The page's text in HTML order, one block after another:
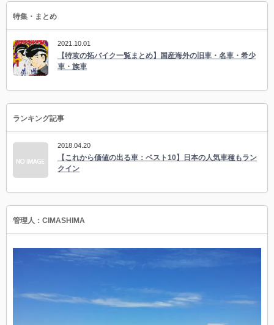
特集・まとめ
2021.10.01
【特攻の拓バイク一覧まとめ】国産海外の旧車・名車・希少
車・族車
ランキング記事
2018.04.20
【これから価値の出る車：ベスト10】日本の人気車種もラン
クイン
管理人：CIMASHIMA